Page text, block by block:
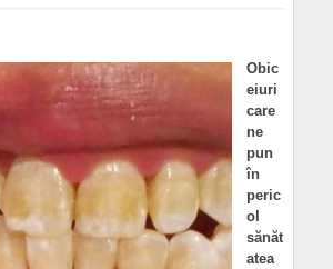
Obic
eiuri
care
ne
pun
în
peric
ol
sănăt
atea